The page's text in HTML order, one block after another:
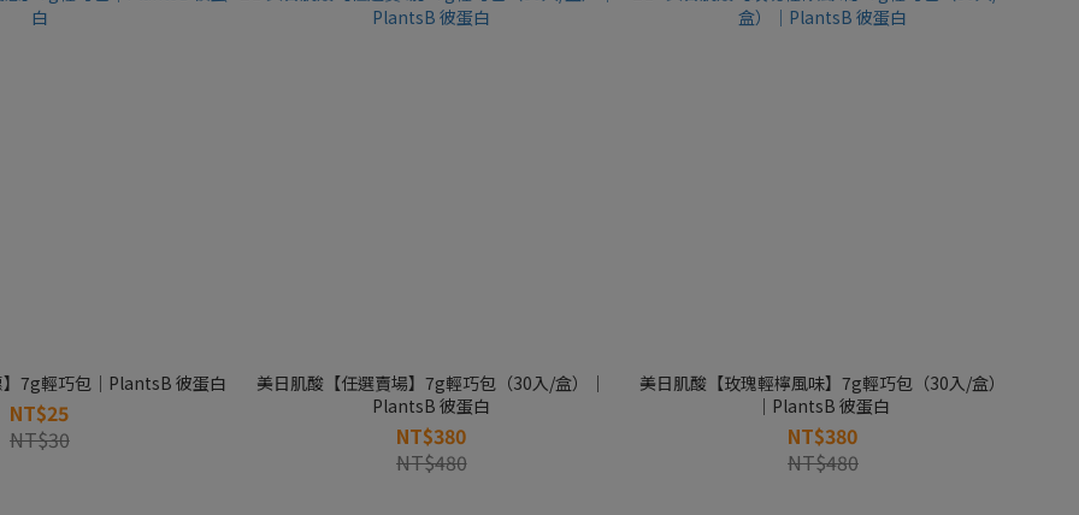
7g輕巧包｜PlantsB 彼蛋白
NT$25
NT$30
美日肌酸【任選賣場】7g輕巧包（30入/盒）｜
PlantsB 彼蛋白
NT$380
NT$480
美日肌酸【玫瑰輕檸風味】7g輕巧包（30入/盒）
｜PlantsB 彼蛋白
NT$380
NT$480